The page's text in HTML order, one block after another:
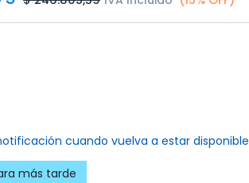
cuando vuelva a estar disponible
más tarde